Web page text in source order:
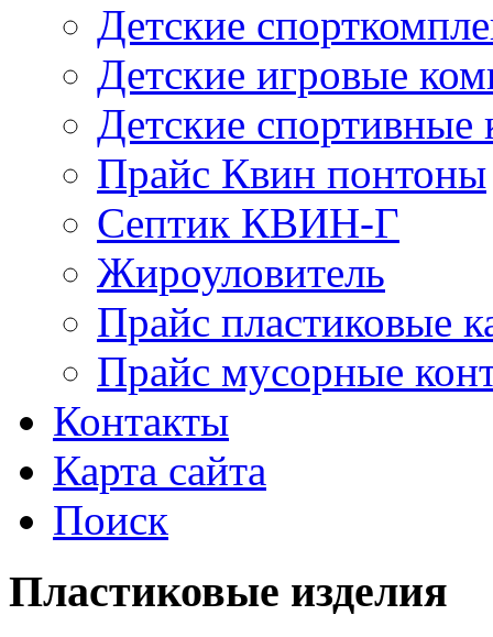
Детские
Детские игровые
Детские спортивные
Прайс Квин понтоны
Септик КВИН-Г
Жироуловитель
Прайс пластиковые
Прайс мусорные
Контакты
Карта сайта
Поиск
Пластиковые изделия